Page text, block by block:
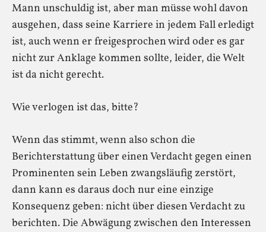
Mann unschuldig ist, aber man müsse wohl davon
ausgehen, dass seine Karriere in jedem Fall erledigt
ist, auch wenn er freigesprochen wird oder es gar
nicht zur Anklage kommen sollte, leider, die Welt
ist da nicht gerecht.
Wie verlogen ist das, bitte?
Wenn das stimmt, wenn also schon die
Berichterstattung über einen Verdacht gegen einen
Prominenten sein Leben zwangsläufig zerstört,
dann kann es daraus doch nur eine einzige
Konsequenz geben: nicht über diesen Verdacht zu
berichten. Die Abwägung zwischen den Interessen